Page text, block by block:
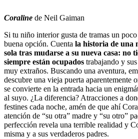
Coraline de Neil Gaiman
Si tu niño interior gusta de tramas un poco
buena opción. Cuenta la historia de una
sola tras mudarse a su nueva casa: no
siempre están ocupados trabajando y
muy extraños. Buscando una aventura,
descubre una vieja puerta aparentemente
se convierte en la entrada hacia un
al suyo. ¿La diferencia? Atracciones a
festines cada noche, amén de que ahí
atención de “su otra” madre y “su otro”
perfección revela una terrible realidad y
misma y a sus verdaderos padres.